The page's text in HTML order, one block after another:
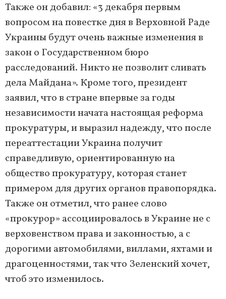
Также он добавил: «3 декабря первым
вопросом на повестке дня в Верховной Раде
Украины будут очень важные изменения в
закон о Государственном бюро
расследований. Никто не позволит сливать
дела Майдана». Кроме того, президент
заявил, что в стране впервые за годы
независимости начата настоящая реформа
прокуратуры, и выразил надежду, что после
переаттестации Украина получит
справедливую, ориентированную на
общество прокуратуру, которая станет
примером для других органов правопорядка.
Также он отметил, что ранее слово
«прокурор» ассоциировалось в Украине не с
верховенством права и законностью, а с
дорогими автомобилями, виллами, яхтами и
драгоценностями, так что Зеленский хочет,
чтоб это изменилось.